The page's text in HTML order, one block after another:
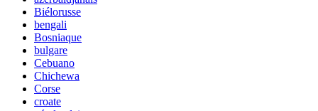
Biélorusse
bengali
Bosniaque
bulgare
Cebuano
Chichewa
Corse
croate